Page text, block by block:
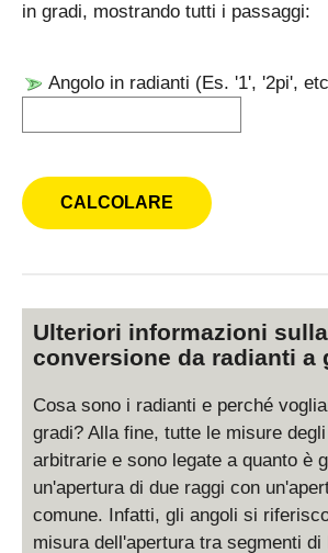
in gradi, mostrando tutti i passaggi:
Angolo in radianti (Es. '1', '2pi',
Ulteriori informazioni sulla
conversione da radianti a
Cosa sono i radianti e perché
gradi? Alla fine, tutte le misure
arbitrarie e sono legate a quanto è
un'apertura di due raggi con
comune. Infatti, gli angoli si
misura dell'apertura tra segmenti di